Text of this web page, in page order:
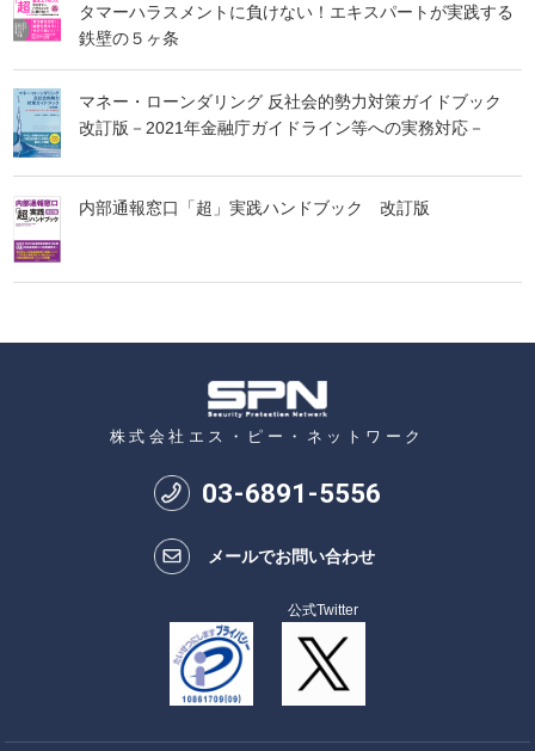
タマーハラスメントに負けない！エキスパートが実践する
鉄壁の５ヶ条
マネー・ローンダリング 反社会的勢力対策ガイドブック
改訂版－2021年金融庁ガイドライン等への実務対応－
内部通報窓口「超」実践ハンドブック 改訂版
株式会社エス・ピー・ネットワーク
03-6891-5556
メールでお問い合わせ
公式Twitter